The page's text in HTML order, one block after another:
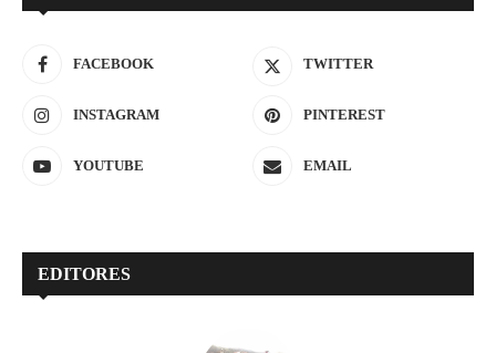
FACEBOOK TWITTER
INSTAGRAM PINTEREST
YOUTUBE EMAIL
EDITORES